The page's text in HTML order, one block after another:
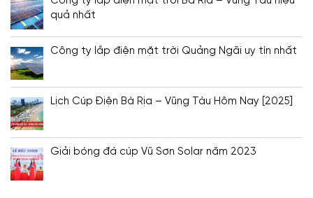
quả nhất
Công ty lắp điện mặt trời Quảng Ngãi uy tín nhất
Lịch Cúp Điện Bà Rịa – Vũng Tàu Hôm Nay [2025]
Giải bóng đá cúp Vũ Sơn Solar năm 2023